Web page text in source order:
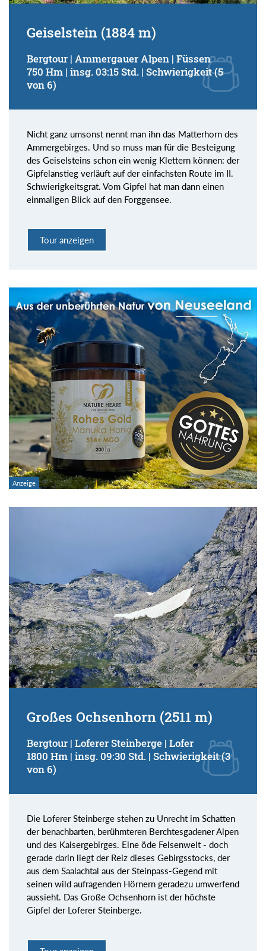
Geiselstein (1884 m)
Bergtour | Ammergauer Alpen | Füssen
750 Hm | insg. 03:15 Std. | Schwierigkeit (5
von 6)
Nicht ganz umsonst nennt man ihn das Matterhorn des
Ammergebirges. Und so muss man für die Besteigung
des Geiselsteins schon ein wenig Klettern können: der
Gipfelanstieg verläuft auf der einfachsten Route im II.
Schwierigkeitsgrat. Vom Gipfel hat man dann einen
einmaligen Blick auf den Forggensee.
Tour anzeigen
Großes Ochsenhorn (2511 m)
Bergtour | Loferer Steinberge | Lofer
1800 Hm | insg. 09:30 Std. | Schwierigkeit (3
von 6)
Die Loferer Steinberge stehen zu Unrecht im Schatten
der benachbarten, berühmteren Berchtesgadener Alpen
und des Kaisergebirges. Eine öde Felsenwelt - doch
gerade darin liegt der Reiz dieses Gebirgsstocks, der
aus dem Saalachtal aus der Steinpass-Gegend mit
seinen wild aufragenden Hörnern geradezu umwerfend
aussieht. Das Große Ochsenhorn ist der höchste
Gipfel der Loferer Steinberge.